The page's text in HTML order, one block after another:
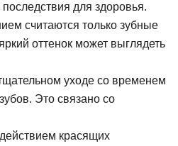
для здоровья.
считаются только зубные
оттенок может выглядеть
уходе со временем
Это связано со
красящих